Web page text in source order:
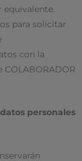
para solicitar
con la
personales